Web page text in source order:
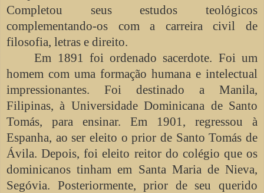
Completou seus estudos teológicos
complementando-os com a carreira civil de
filosofia, letras e direito.
Em 1891 foi ordenado sacerdote. Foi um
homem com uma formação humana e intelectual
impressionantes. Foi destinado a Manila,
Filipinas, à Universidade Dominicana de Santo
Tomás, para ensinar. Em 1901, regressou à
Espanha, ao ser eleito o prior de Santo Tomás de
Ávila. Depois, foi eleito reitor do colégio que os
dominicanos tinham em Santa Maria de Nieva,
Segóvia. Posteriormente, prior de seu querido